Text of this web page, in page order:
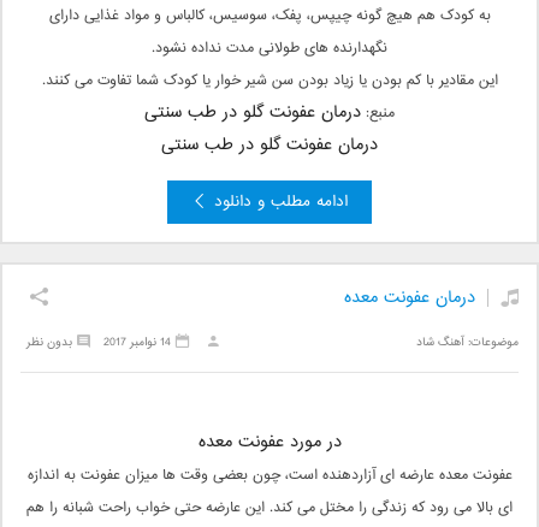
به کودک هم هیچ گونه چیپس، پفک، سوسیس، کالباس و مواد غذایی دارای
نگهدارنده های طولانی مدت نداده نشود.
این مقادیر با کم بودن یا زیاد بودن سن شیر خوار یا کودک شما تفاوت می کنند.
منبع: درمان عفونت گلو در طب سنتی
درمان عفونت گلو در طب سنتی
ادامه مطلب و دانلود
درمان عفونت معده
موضوعات:آهنگ شاد بدون نظر 14 نوامبر 2017
در مورد عفونت معده
عفونت معده عارضه ای آزاردهنده است، چون بعضی وقت ها میزان عفونت به اندازه
ای بالا می رود که زندگی را مختل می کند. این عارضه حتی خواب راحت شبانه را هم